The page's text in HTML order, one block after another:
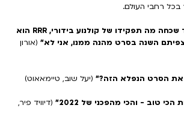
בכל רחבי העולם.
"בתקופה שבה הוליווד שכחה מה תפקידו של קולנוע בידורי, RRR הוא
השנה בסרט מהנה ממנו, אני לא" (אורון
את הסרט הנפלא הזה?" (יעל שוב, טיימאאוט)
(דיוויד פיר,